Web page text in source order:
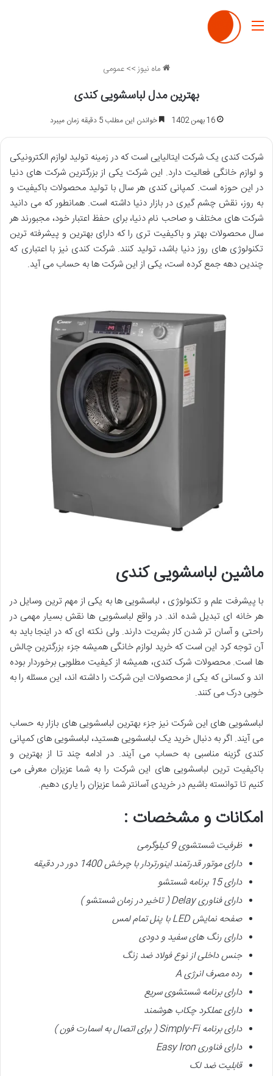
منو
ماه نیوز>>عمومی
بهترین مدل لباسشویی کندی
16 بهمن 1402 خواندن این مطلب 5 دقیقه زمان میبرد
شرکت کندی یک شرکت ایتالیایی است که در زمینه تولید لوازم الکترونیکی
و لوازم خانگی فعالیت دارد. این شرکت یکی از بزرگترین شرکت های دنیا
در این حوزه است. کمپانی کندی هر سال با تولید محصولات باکیفیت و
به روز، نقش چشم گیری در بازار دنیا داشته است. همانطور که می دانید
شرکت های مختلف و صاحب نام دنیا، برای حفظ اعتبار خود، مجبورند هر
سال محصولات بهتر و باکیفیت تری را که دارای بهترین و پیشرفته ترین
تکنولوژی های روز دنیا باشد، تولید کنند. شرکت کندی نیز با اعتباری که
چندین دهه جمع کرده است، یکی از این شرکت ها به حساب می آید.
ماشین لباسشویی کندی
با پیشرفت علم و تکنولوژی ، لباسشویی ها به یکی از مهم ترین وسایل در
هر خانه ای تبدیل شده اند. در واقع لباسشویی ها نقش بسیار مهمی در
راحتی و آسان تر شدن کار بشریت دارند. ولی نکته ای که در اینجا باید به
آن توجه کرد این است که خرید لوازم خانگی همیشه جزء بزرگترین چالش
ها است. محصولات شرک کندی، همیشه از کیفیت مطلوبی برخوردار بوده
اند و کسانی که یکی از محصولات این شرکت را داشته اند، این مسئله را به
خوبی درک می کنند.
لباسشویی های این شرکت نیز جزء بهترین لباسشویی های بازار به حساب
می آیند. اگر به دنبال خرید یک لباسشویی هستید، لباسشویی های کمپانی
کندی گزینه مناسبی به حساب می آیند. در ادامه چند تا از بهترین و
باکیفیت ترین لباسشویی های این شرکت را به شما عزیزان معرفی می
کنیم تا توانسته باشیم در خریدی آسانتر شما عزیزان را یاری دهیم.
امکانات و مشخصات :
ظرفیت شستشوی 9 کیلوگرمی
دارای موتور قدرتمند اینورترداربا چرخش 1400 دور در دقیقه
دارای 15 برنامه شستشو
دارای فناوریDelay ( تاخیر در زمان شستشو)
صفحه نمایشLED
با پنل تمام لمس
دارای رنگ های سفید و دودی
جنس داخلی از نوع فولاد ضد زنگ
رده مصرف انرژی
دارای برنامه شستشوی سریع
دارایعملکرد چکاب هوشمند
دارای برنامهSimply-Fi ( برای اتصال به اسمارت فون)
دارای فناوری
قابلیت ضد لک